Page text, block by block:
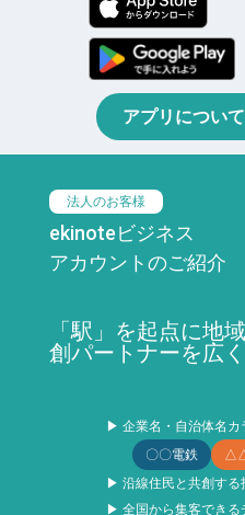
アプリについ
法人のお客様
ekinoteビジネス
アカウントのご紹介
「駅」を起点に地
創パートナーを広
▶ 企業名・自治体名カ
〇〇電鉄
△△
▶ 沿線住民と共創する
▶ 全国から集客できる